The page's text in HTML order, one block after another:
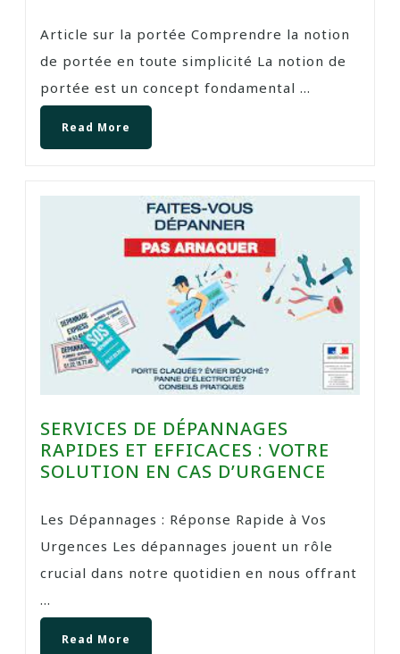
Article sur la portée Comprendre la notion
de portée en toute simplicité La notion de
portée est un concept fondamental ...
Read More
SERVICES DE DÉPANNAGES
RAPIDES ET EFFICACES : VOTRE
SOLUTION EN CAS D’URGENCE
Les Dépannages : Réponse Rapide à Vos
Urgences Les dépannages jouent un rôle
crucial dans notre quotidien en nous offrant
...
Read More